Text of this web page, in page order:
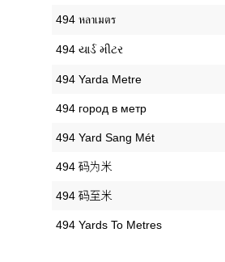
‎494 หลาเมตร
‎494 યાર્ડ મીટર
‎494 Yarda Metre
‎494 город в метр
‎494 Yard Sang Mét
‎494 码为米
‎494 码至米
‎494 Yards To Metres